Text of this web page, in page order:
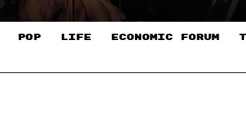
POP LIFE ECONOMIC FORUM